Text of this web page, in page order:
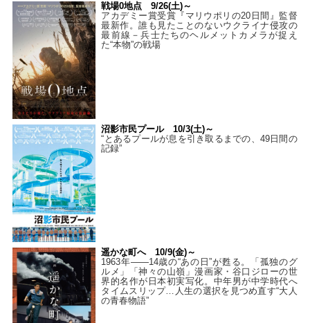
戦場0地点 9/26(土)～
アカデミー賞受賞『マリウポリの20日間』監督
最新作。誰も見たことのないウクライナ侵攻の
最前線－兵士たちのヘルメットカメラが捉え
た“本物”の戦場
沼影市民プール 10/3(土)～
“とあるプールが息を引き取るまでの、49日間の
記録”
遥かな町へ 10/9(金)～
1963年――14歳の“あの日”が甦る。「孤独のグ
ルメ」「神々の山嶺」漫画家・谷口ジローの世
界的名作が日本初実写化。中年男が中学時代へ
タイムスリップ…人生の選択を見つめ直す“大人
の青春物語”